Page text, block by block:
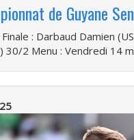
de Guyane
: Darbaud Damien
30/2 Menu : Vendredi 14